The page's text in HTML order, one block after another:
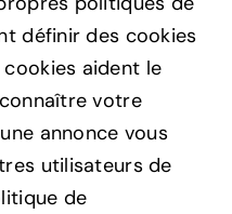
définir des cookies
aident le
votre
annonce vous
utilisateurs de
de